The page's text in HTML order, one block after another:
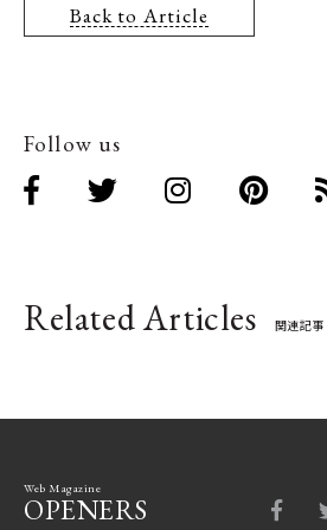
Back to Article
Follow us
Related Articles 関連記事
Web Magazine
OPENERS